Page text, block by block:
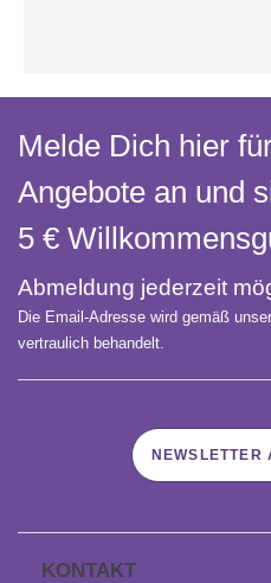
Melde Dich hier
Angebote an und
5 €
Abmeldung jederzeit
Die Email-Adresse wird gemäß
vertraulich behandelt.
NEWSLETTER
KONTAKT